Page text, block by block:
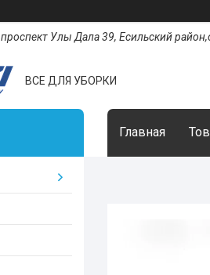
Улы Дала 39, Есильский
ВСЕ ДЛЯ УБОРКИ
Главная